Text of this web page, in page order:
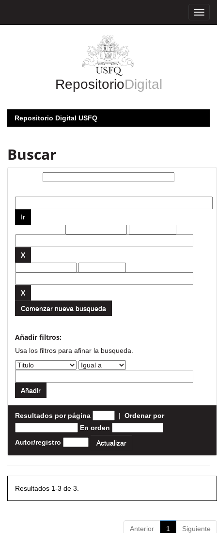
RepositorioDigital
Repositorio Digital USFQ
Buscar
Comenzar nueva busqueda
Añadir filtros:
Usa los filtros para afinar la busqueda.
Resultados por página | Ordenar por
En orden
Autor/registro
Resultados 1-3 de 3.
Anterior 1 Siguiente